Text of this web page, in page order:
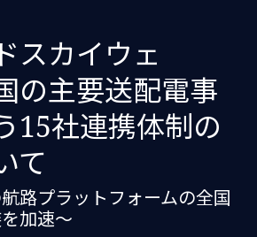
スカイウェ
の主要送配電事
15社連携体制の
て
路プラットフォームの全国
加速～